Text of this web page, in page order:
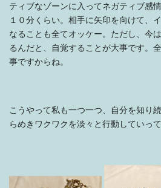
ティブなゾーンに入ってネガティブ感
１０分くらい。相手に矢印を向けて、
なることも全てオッケー。ただし、今
るんだと、自覚することが大事です。
事ですからね。
こうやって私も一つ一つ、自分を知り
らめきワクワクを淡々と行動していって